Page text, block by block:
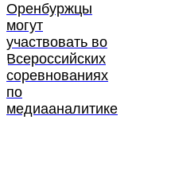
Оренбуржцы
могут
участвовать во
Всероссийских
соревнованиях
по
медиааналитике